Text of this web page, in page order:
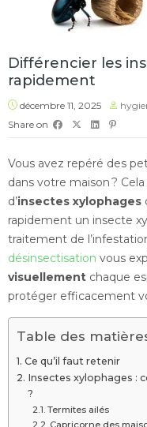
Différencier les
rapidement
décembre 11, 2025
Share on
Vous avez repéré des
dans votre maison ?
d’insectes xylophages
rapidement un insecte
traitement de
désinsectisation vous
visuellement chaque
protéger efficacement
Table des
Ce qu’il faut retenir
Insectes xylophages :
?
Termites ailés
Capricorne des